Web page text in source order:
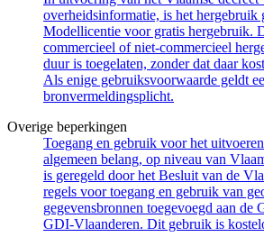
overheidsinformatie, is het hergebruik
Modellicentie voor gratis hergebruik.
commercieel of niet-commercieel
duur is toegelaten, zonder dat daar
Als enige gebruiksvoorwaarde geldt
bronvermeldingsplicht.
Overige beperkingen
Toegang en gebruik voor het
algemeen belang, op niveau van
is geregeld door het Besluit van de
regels voor toegang en gebruik van
gegevensbronnen toegevoegd aan de
GDI-Vlaanderen. Dit gebruik is